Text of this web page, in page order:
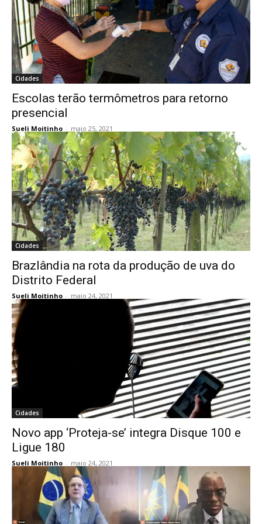
Cidades
Escolas terão termômetros para retorno
presencial
Sueli Moitinho - maio 25, 2021
Cidades
Brazlândia na rota da produção de uva do
Distrito Federal
Sueli Moitinho - maio 24, 2021
Cidades
Novo app ‘Proteja-se’ integra Disque 100 e
Ligue 180
Sueli Moitinho - maio 24, 2021